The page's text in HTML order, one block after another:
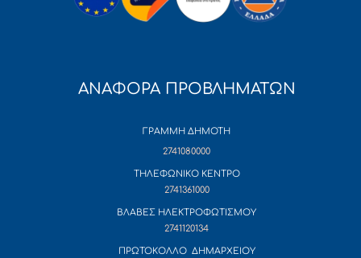
ΑΝΑΦΟΡΑ ΠΡΟΒΛΗΜΑΤΩΝ
ΓΡΑΜΜΗ ΔΗΜΟΤΗ
2741080000
ΤΗΛΕΦΩΝΙΚΟ ΚΕΝΤΡΟ
2741361000
ΒΛΑΒΕΣ ΗΛΕΚΤΡΟΦΩΤΙΣΜΟΥ
2741120134
ΠΡΩΤΟΚΟΛΛΟ ΔΗΜΑΡΧΕΙΟΥ